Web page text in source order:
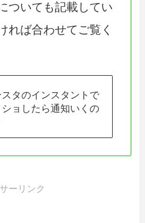
ついても記載してい
れば合わせてご覧く
スタのインスタントで
ショしたら通知いくの
ーリンク